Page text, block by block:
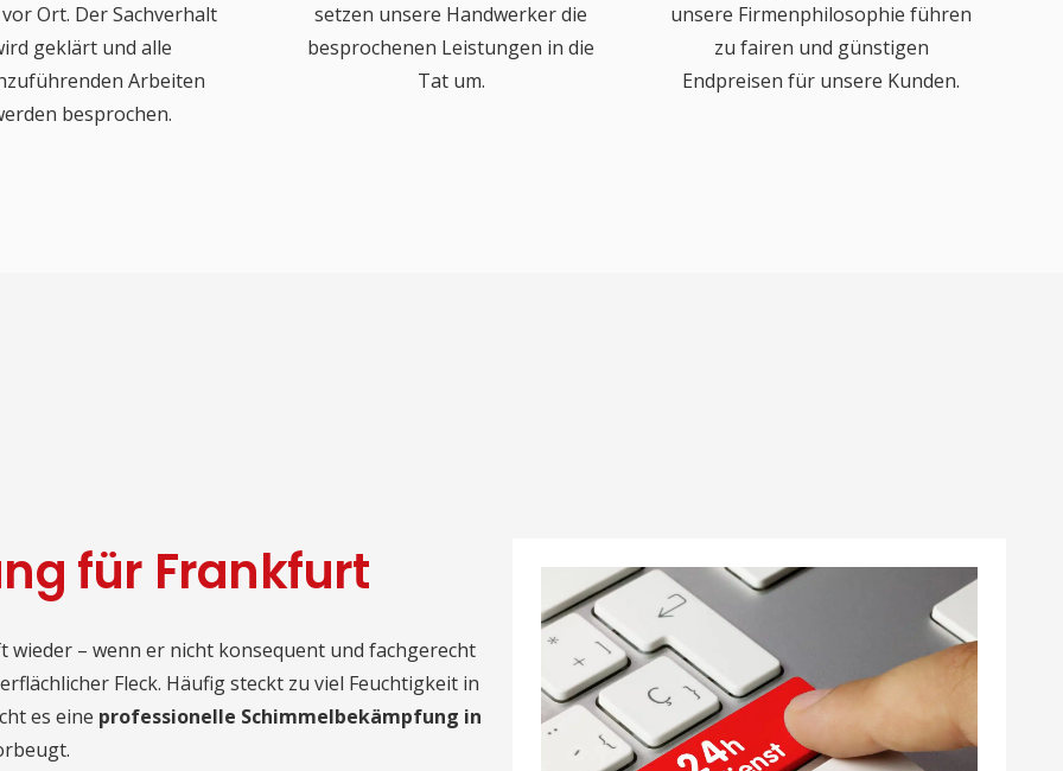
Ort. Der Sachverhalt
geklärt und alle
Arbeiten
besprochen.
setzen unsere Handwerker die
besprochenen Leistungen in die
Tat um.
unsere Firmenphilosophie führen
zu fairen und günstigen
Endpreisen für unsere Kunden.
für Frankfurt
wieder – wenn er nicht konsequent und fachgerecht
Fleck. Häufig steckt zu viel Feuchtigkeit in
es eine professionelle Schimmelbekämpfung in